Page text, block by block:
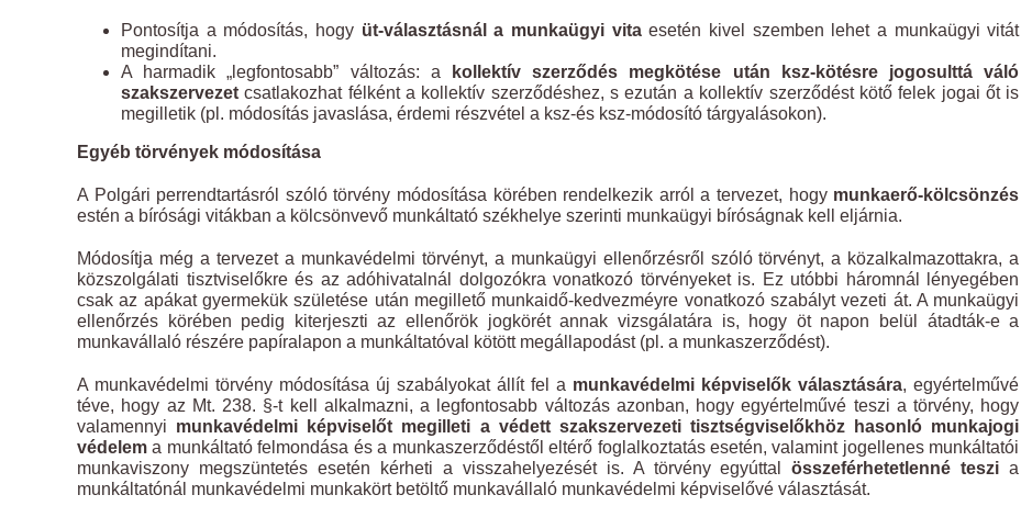
Pontosítja a módosítás, hogy üt-választásnál a munkaügyi vitaesetén kivel szemben lehet a munkaügyi vitát
megindítani.
A harmadik „legfontosabb” változás: a
kollektív szerződés megkötése után ksz-kötésre jogosulttá váló
szakszervezet csatlakozhat félként a kollektív szerződéshez, s ezután a kollektív szerződést kötő felek jogai őt is
megilletik (pl. módosítás javaslása, érdemi részvétel a ksz-és ksz-módosító tárgyalásokon).
Egyéb törvények módosítása
A Polgári perrendtartásról szóló törvény módosítása körében rendelkezik arról a tervezet, hogy munkaerő-kölcsönzés
estén a bírósági vitákban a kölcsönvevő munkáltató székhelye szerinti munkaügyi bíróságnak kell eljárnia.
Módosítja még a tervezet a munkavédelmi törvényt, a munkaügyi ellenőrzésről szóló törvényt, a közalkalmazottakra, a
közszolgálati tisztviselőkre és az adóhivatalnál dolgozókra vonatkozó törvényeket is. Ez utóbbi háromnál lényegében
csak az apákat gyermekük születése után megillető munkaidő-kedvezméyre vonatkozó szabályt vezeti át. A munkaügyi
ellenőrzés körében pedig kiterjeszti az ellenőrök jogkörét annak vizsgálatára is, hogy öt napon belül átadták-e a
munkavállaló részére papíralapon a munkáltatóval kötött megállapodást (pl. a munkaszerződést).
A munkavédelmi törvény módosítása új szabályokat állít fel a munkavédelmi képviselők választására, egyértelművé
téve, hogy az Mt. 238. §-t kell alkalmazni, a legfontosabb változás azonban, hogy egyértelművé teszi a törvény, hogy
valamennyi munkavédelmi képviselőt megilleti a védett szakszervezeti tisztségviselőkhöz
hasonló munkajogi
védelem a munkáltató felmondása és a munkaszerződéstől eltérő foglalkoztatás esetén, valamint jogellenes munkáltatói
munkaviszony megszüntetés esetén kérheti a visszahelyezését is. A törvény egyúttalösszeférhetetlenné teszi a
munkáltatónál munkavédelmi munkakört betöltő munkavállaló munkavédelmi képviselővé választását.